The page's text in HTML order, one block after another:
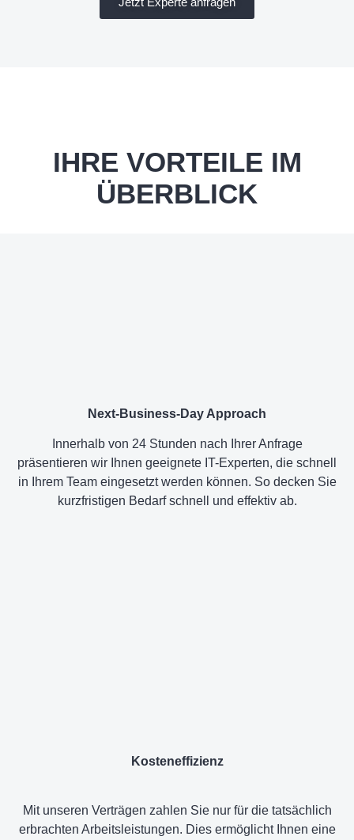
IHRE VORTEILE IM
ÜBERBLICK
Next-Business-Day Approach
Innerhalb von 24 Stunden nach Ihrer Anfrage
präsentieren wir Ihnen geeignete IT-Experten, die schnell
in Ihrem Team eingesetzt werden können. So decken Sie
kurzfristigen Bedarf schnell und effektiv ab.
Kosteneffizienz
Mit unseren Verträgen zahlen Sie nur für die tatsächlich
erbrachten Arbeitsleistungen. Dies ermöglicht Ihnen eine